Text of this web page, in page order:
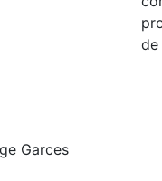
Garces
de